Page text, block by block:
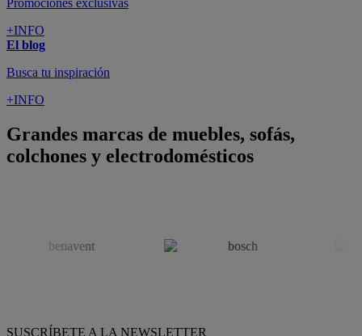
SUSCRÍBETE A LA NEWSLETTER
y consigue10€dto para la próxima compra
SUSCRIBIRME
GUÍA DE COMPRA